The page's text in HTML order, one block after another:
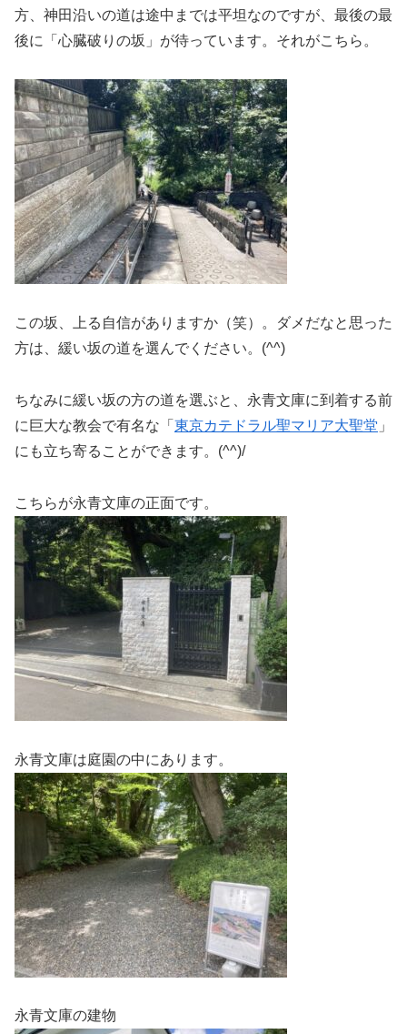
方、神田沿いの道は途中までは平坦なのですが、最後の最
後に「心臓破りの坂」が待っています。それがこちら。
この坂、上る自信がありますか（笑）。ダメだなと思った
方は、緩い坂の道を選んでください。(^^)
ちなみに緩い坂の方の道を選ぶと、永青文庫に到着する前
に巨大な教会で有名な「 東京カテドラル聖マリア大聖堂 」
にも立ち寄ることができます。(^^)/
こちらが永青文庫の正面です。
永青文庫は庭園の中にあります。
永青文庫の建物